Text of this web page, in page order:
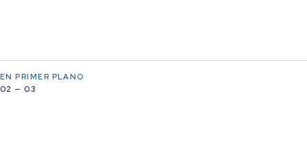
EN PRIMER PLANO
02 — 03